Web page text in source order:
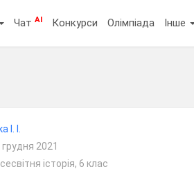
ЧатAI Конкурси Олімпіада Інше
І.
2021
історія, 6 клас